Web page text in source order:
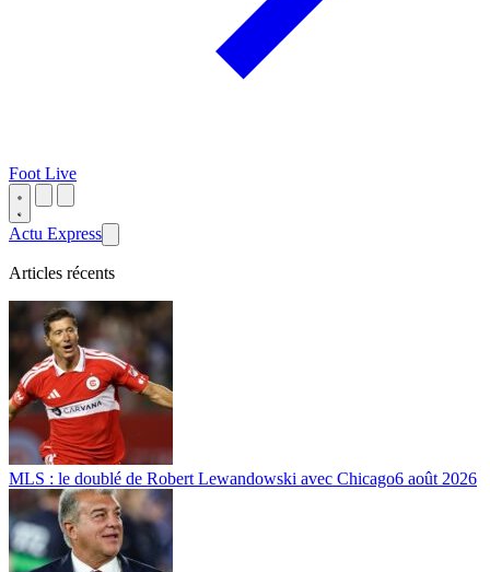
Foot Live
Actu Express
Articles récents
MLS : le doublé de Robert Lewandowski avec Chicago6 août 2026